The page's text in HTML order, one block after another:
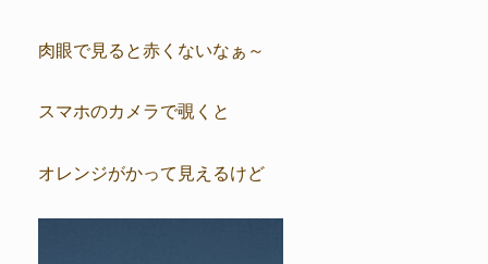
肉眼で見ると赤くないなぁ～
スマホのカメラで覗くと
オレンジがかって見えるけど